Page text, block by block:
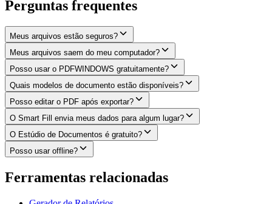
Perguntas frequentes
Meus arquivos estão seguros?
Meus arquivos saem do meu computador?
Posso usar o PDFWINDOWS gratuitamente?
Quais modelos de documento estão disponíveis?
Posso editar o PDF após exportar?
O Smart Fill envia meus dados para algum lugar?
O Estúdio de Documentos é gratuito?
Posso usar offline?
Ferramentas relacionadas